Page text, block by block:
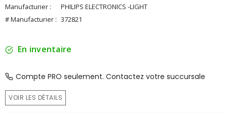
Manufacturier :
PHILIPS ELECTRONICS -LIGHT
# Manufacturier : 372821
En inventaire
Compte PRO seulement. Contactez votre succursale
VOIR LES DÉTAILS